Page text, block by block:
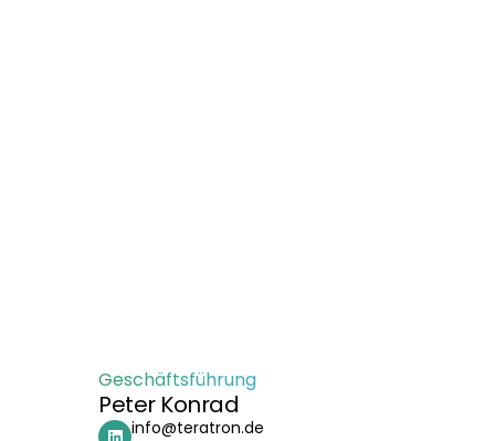
Geschäftsführung
Peter Konrad
info@teratron.de